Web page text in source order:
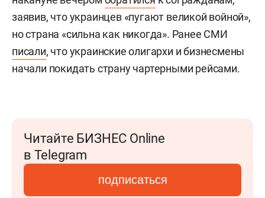
заявив, что украинцев «пугают великой войной»,
но страна «сильна как никогда». Ранее СМИ
писали, что украинские олигархи и бизнесмены
начали покидать страну чартерными рейсами.
Читайте БИЗНЕС Online
в Telegram
подписаться